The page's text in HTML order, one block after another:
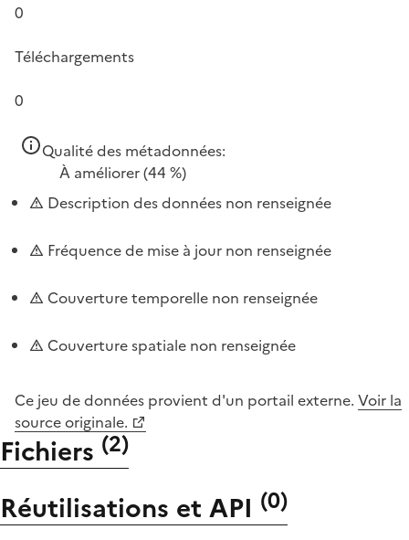
0
Téléchargements
0
Qualité des métadonnées:
À améliorer(44 %)
Description des données non renseignée
Fréquence de mise à jour non renseignée
Couverture temporelle non renseignée
Couverture spatiale non renseignée
Ce jeu de données provient d'un portail externe. Voir la
source originale.
Fichiers (2)
Réutilisations et API (0)